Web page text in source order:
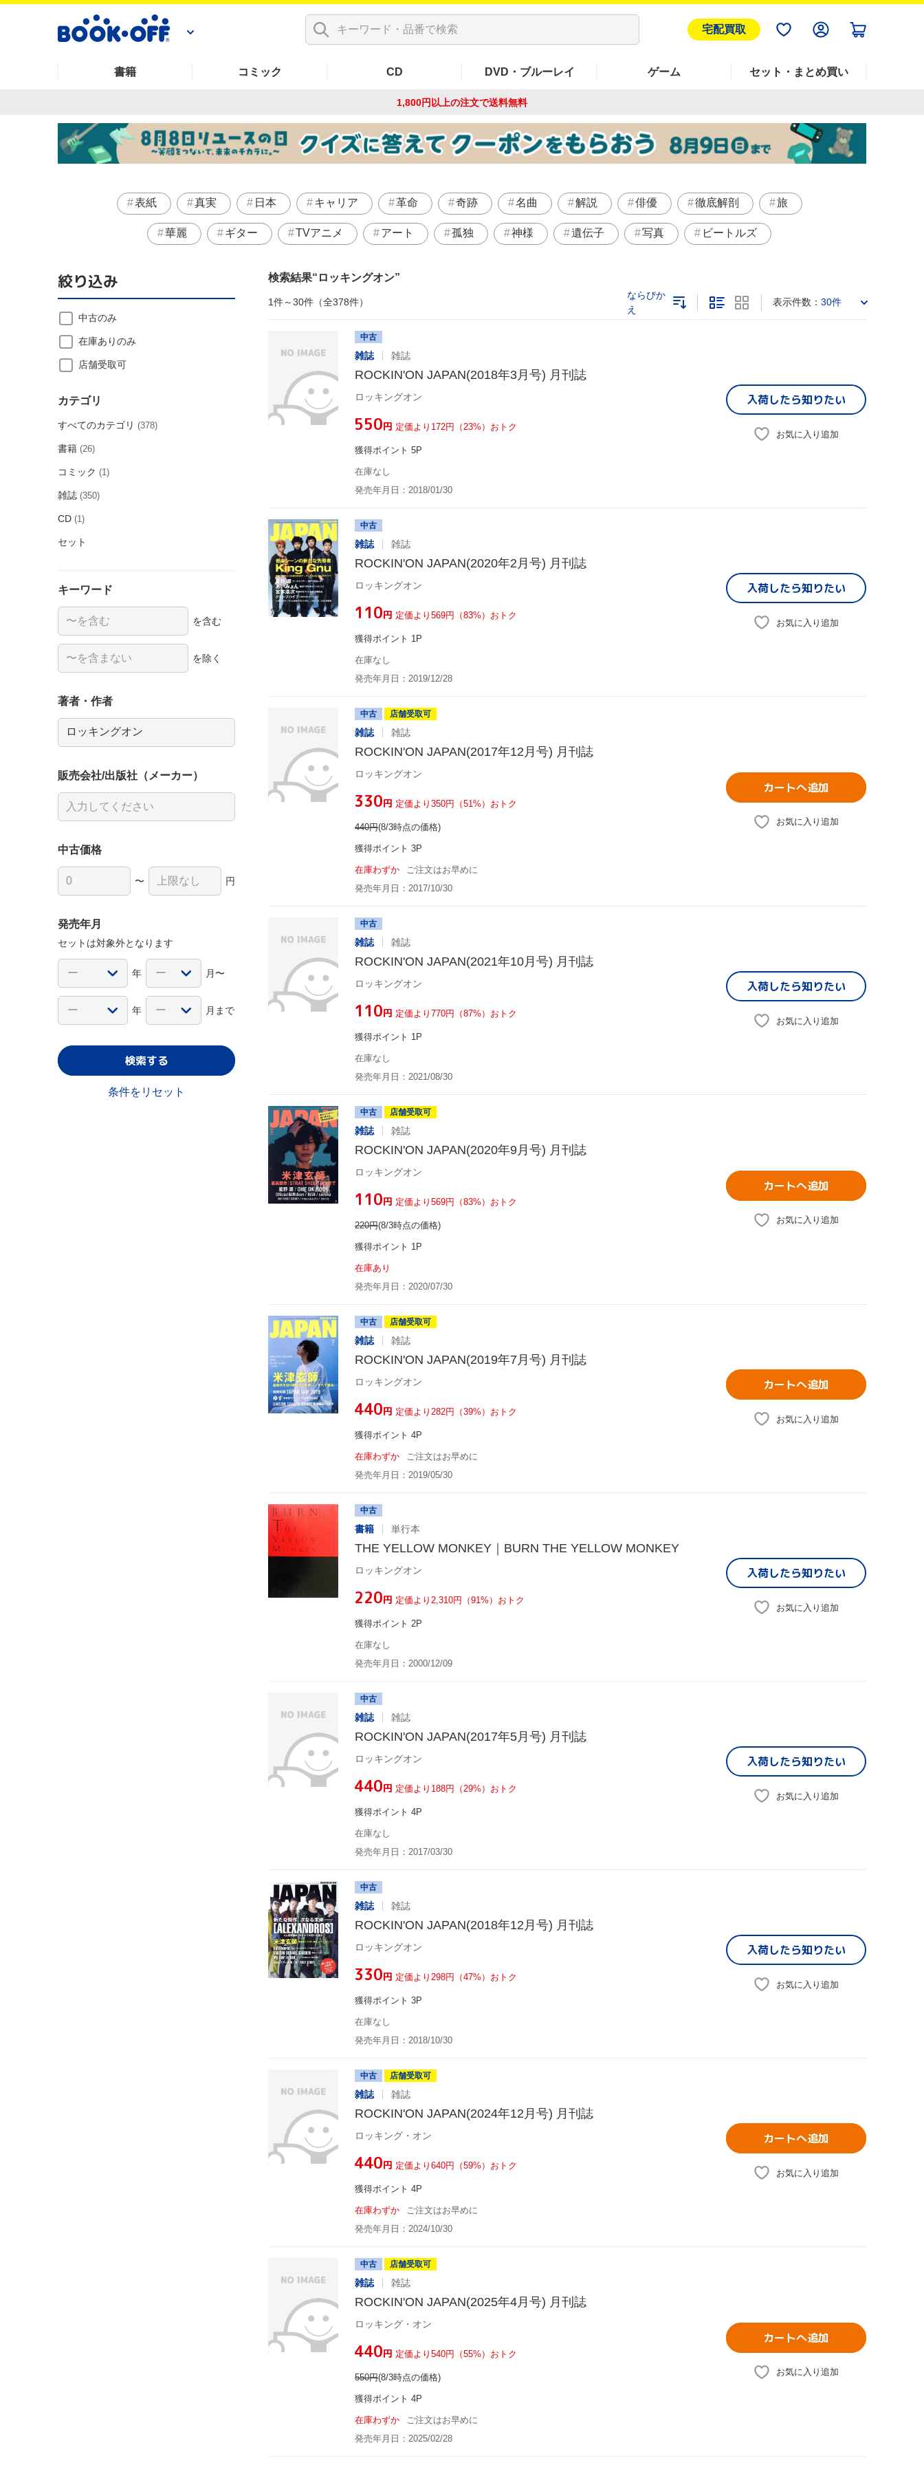
宅配買取
書籍 コミック CD DVD・ブルーレイ ゲーム セット・まとめ買い
1,800円以上の注文で送料無料
表紙 真実 日本 キャリア 革命 奇跡 名曲 解説 俳優 徹底解剖 旅
華麗 ギター TVアニメ アート 孤独 神様 遺伝子 写真 ビートルズ
検索結果 ロッキングオン
1件～30件（全378件）
ならびか
え
表示件数： 30件
中古
雑誌 雑誌
ROCKIN'ON JAPAN(2018年3月号) 月刊誌
ロッキングオン
¥550円 定価より172円（23%）おトク
獲得ポイント 5P
在庫なし
発売年月日：2018/01/30
入荷したら知りたい
お気に入り追加
中古
雑誌 雑誌
ROCKIN'ON JAPAN(2020年2月号) 月刊誌
ロッキングオン
¥110円 定価より569円（83%）おトク
獲得ポイント 1P
在庫なし
発売年月日：2019/12/28
入荷したら知りたい
お気に入り追加
中古 店舗受取可
雑誌 雑誌
ROCKIN'ON JAPAN(2017年12月号) 月刊誌
ロッキングオン
¥330円 定価より350円（51%）おトク
440円(8/3時点の価格)
獲得ポイント 3P
在庫わずか
ご注文はお早めに
発売年月日：2017/10/30
カートへ追加
お気に入り追加
中古
雑誌 雑誌
ROCKIN'ON JAPAN(2021年10月号) 月刊誌
ロッキングオン
¥110円 定価より770円（87%）おトク
獲得ポイント 1P
在庫なし
発売年月日：2021/08/30
入荷したら知りたい
お気に入り追加
中古 店舗受取可
雑誌 雑誌
ROCKIN'ON JAPAN(2020年9月号) 月刊誌
ロッキングオン
¥110円 定価より569円（83%）おトク
220円(8/3時点の価格)
獲得ポイント 1P
在庫あり
発売年月日：2020/07/30
カートへ追加
お気に入り追加
中古 店舗受取可
雑誌 雑誌
ROCKIN'ON JAPAN(2019年7月号) 月刊誌
ロッキングオン
¥440円 定価より282円（39%）おトク
獲得ポイント 4P
在庫わずか
ご注文はお早めに
発売年月日：2019/05/30
カートへ追加
お気に入り追加
中古
書籍 単行本
THE YELLOW MONKEY｜BURN THE YELLOW MONKEY
ロッキングオン
¥220円 定価より2,310円（91%）おトク
獲得ポイント 2P
在庫なし
発売年月日：2000/12/09
入荷したら知りたい
お気に入り追加
中古
雑誌 雑誌
ROCKIN'ON JAPAN(2017年5月号) 月刊誌
ロッキングオン
¥440円 定価より188円（29%）おトク
獲得ポイント 4P
在庫なし
発売年月日：2017/03/30
入荷したら知りたい
お気に入り追加
中古
雑誌 雑誌
ROCKIN'ON JAPAN(2018年12月号) 月刊誌
ロッキングオン
¥330円 定価より298円（47%）おトク
獲得ポイント 3P
在庫なし
発売年月日：2018/10/30
入荷したら知りたい
お気に入り追加
中古 店舗受取可
雑誌 雑誌
ROCKIN'ON JAPAN(2024年12月号) 月刊誌
ロッキング・オン
¥440円 定価より640円（59%）おトク
獲得ポイント 4P
在庫わずか
ご注文はお早めに
発売年月日：2024/10/30
カートへ追加
お気に入り追加
中古 店舗受取可
雑誌 雑誌
ROCKIN'ON JAPAN(2025年4月号) 月刊誌
ロッキング・オン
¥440円 定価より540円（55%）おトク
550円(8/3時点の価格)
獲得ポイント 4P
在庫わずか
ご注文はお早めに
発売年月日：2025/02/28
カートへ追加
お気に入り追加
絞り込み
中古のみ
在庫ありのみ
店舗受取可
カテゴリ
すべてのカテゴリ (378)
書籍 (26)
コミック (1)
雑誌 (350)
CD (1)
セット
キーワード
を含む
を除く
著者・作者
販売会社/出版社（メーカー）
中古価格
〜 円
発売年月
セットは対象外となります
年 月〜
年 月まで
検索する
条件をリセット